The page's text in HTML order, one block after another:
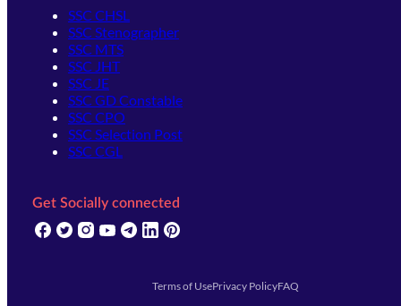
SSC CHSL
SSC Stenographer
SSC MTS
SSC JHT
SSC JE
SSC GD Constable
SSC CPO
SSC Selection Post
SSC CGL
Get Socially connected
(opens in new tab)
(opens in new tab)
(opens in new tab)
(opens in new tab)
(opens in new tab)
(opens in new tab)
Terms of UsePrivacy PolicyFAQ